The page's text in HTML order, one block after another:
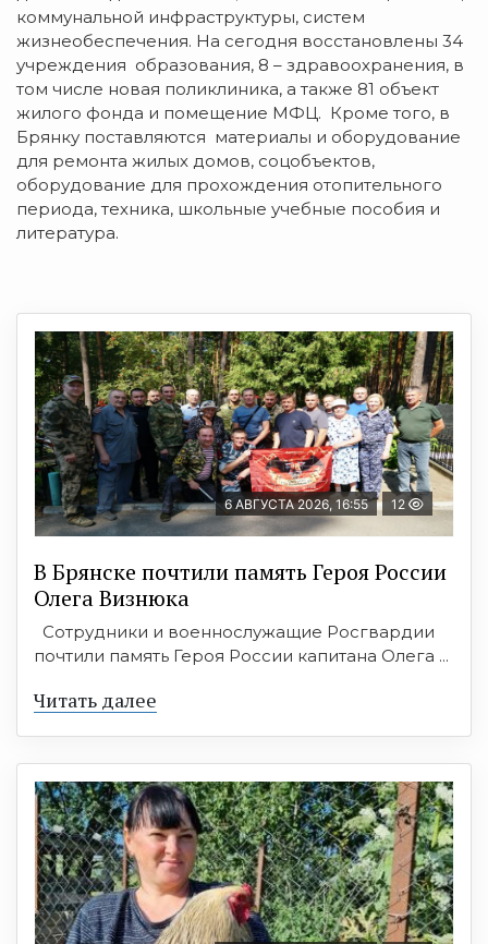
коммунальной инфраструктуры, систем
жизнеобеспечения. На сегодня восстановлены 34
учреждения образования, 8 – здравоохранения, в
том числе новая поликлиника, а также 81 объект
жилого фонда и помещение МФЦ. Кроме того, в
Брянку поставляются материалы и оборудование
для ремонта жилых домов, соцобъектов,
оборудование для прохождения отопительного
периода, техника, школьные учебные пособия и
литература.
6 АВГУСТА 2026, 16:55 12
В Брянске почтили память Героя России
Олега Визнюка
Сотрудники и военнослужащие Росгвардии
почтили память Героя России капитана Олега ...
Читать далее